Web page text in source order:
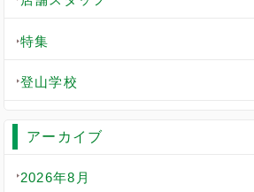
特集
登山学校
アーカイブ
2026年8月